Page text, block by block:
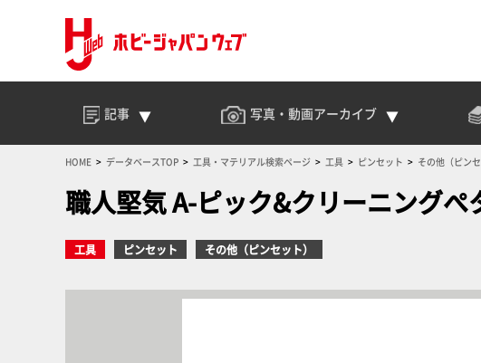
記事 写真・動画アーカイブ
HOME データベースTOP 工具・マテリアル検索ページ 工具 ピンセット その他（ピンセ
職人堅気 A-ピック&クリーニングぺ
工具 ピンセット その他（ピンセット）